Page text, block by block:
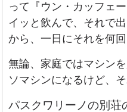
って『ウン・カッフェ
イッと飲んで、それで
から、一日にそれを何
無論、家庭ではマシン
ソマシンになるけど、
パスクワリーノの別荘